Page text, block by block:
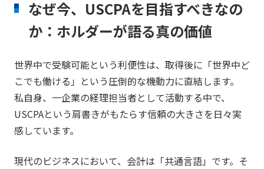
なぜ今、USCPAを目指すべきなの
か：ホルダーが語る真の価値
世界中で受験可能という利便性は、取得後に「世界中ど
こでも働ける」という圧倒的な機動力に直結します。
私自身、一企業の経理担当者として活動する中で、
USCPAという肩書きがもたらす信頼の大きさを日々実
感しています。
現代のビジネスにおいて、会計は「共通言語」です。そ